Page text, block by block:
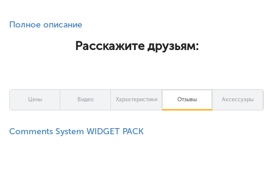
Полное описание
Расскажите друзьям:
Цены Видео Характеристики Отзывы Аксессуары
Comments System WIDGET PACK